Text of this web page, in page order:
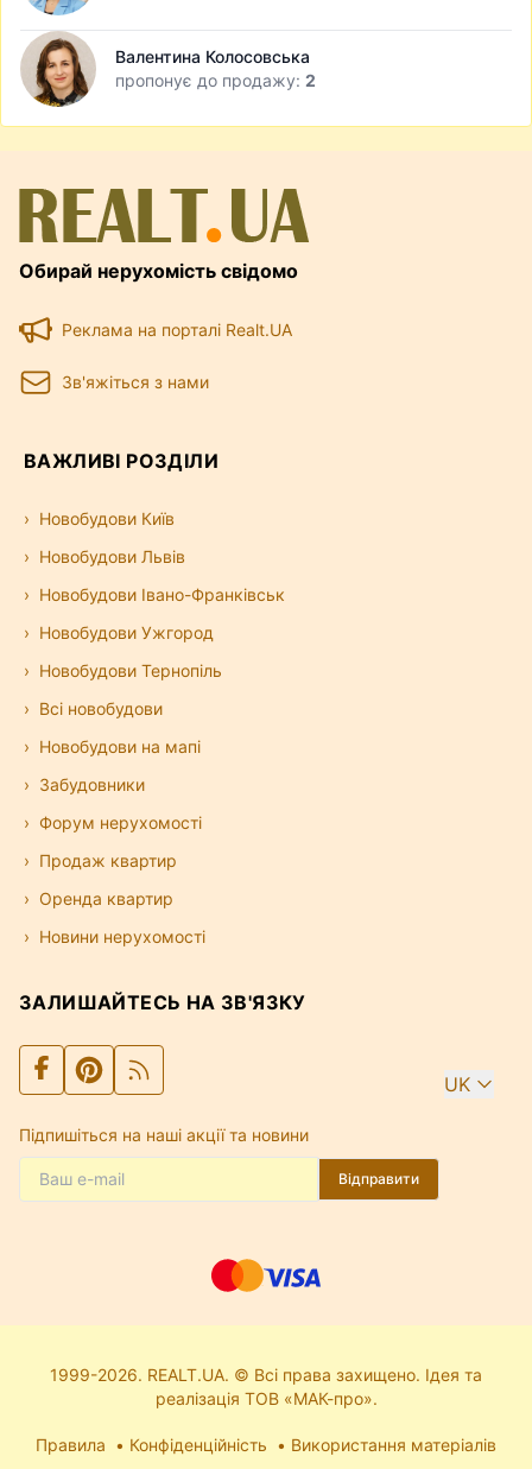
Валентина Колосовська
пропонує до продажу: 2
Обирай нерухомість свідомо
Реклама на порталі Realt.UA
Зв'яжіться з нами
ВАЖЛИВІ РОЗДІЛИ
Новобудови Київ
Новобудови Львів
Новобудови Івано-Франківськ
Новобудови Ужгород
Новобудови Тернопіль
Всі новобудови
Новобудови на мапі
Забудовники
Форум нерухомості
Продаж квартир
Оренда квартир
Новини нерухомості
ЗАЛИШАЙТЕСЬ НА ЗВ'ЯЗКУ
UK
Підпишіться на наші акції та новини
Відправити
1999-2026. REALT.UA. © Всі права захищено. Ідея та
реалізація ТОВ «МАК-про».
Правила Конфіденційність Використання матеріалів